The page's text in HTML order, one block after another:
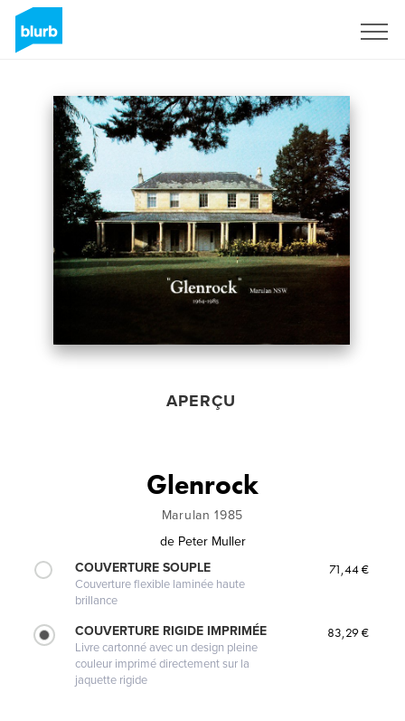
APERÇU
Glenrock
Marulan 1985
de Peter Muller
COUVERTURE SOUPLE
Couverture flexible laminée haute
brillance
71,44 €
COUVERTURE RIGIDE IMPRIMÉE
Livre cartonné avec un design pleine
couleur imprimé directement sur la
jaquette rigide
83,29 €